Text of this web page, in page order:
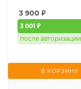
3 900 ₽
3 001 ₽
после авторизации
В КОРЗИНУ